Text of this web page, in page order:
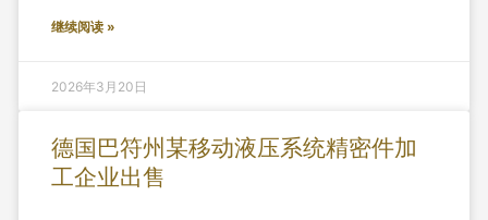
继续阅读 »
2026年3月20日
德国巴符州某移动液压系统精密件加
工企业出售